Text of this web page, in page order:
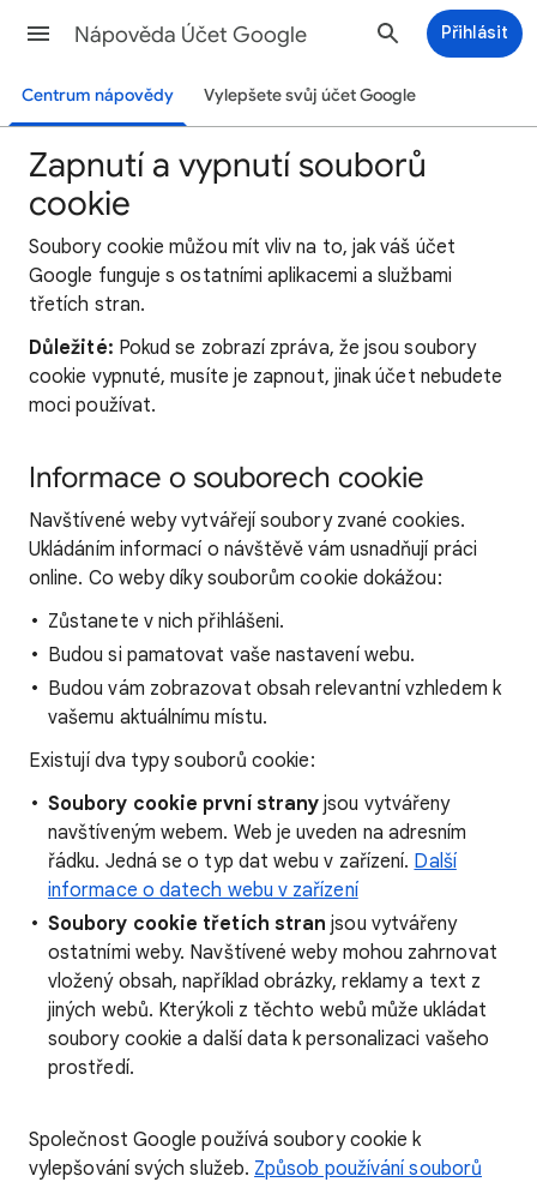
Nápověda Účet Google Přihlásit
Centrum nápovědy Vylepšete svůj účet Google
Zapnutí a vypnutí souborů
cookie
Soubory cookie můžou mít vliv na to, jak váš účet
Google funguje s ostatními aplikacemi a službami
třetích stran.
Důležité: Pokud se zobrazí zpráva, že jsou soubory
cookie vypnuté, musíte je zapnout, jinak účet nebudete
moci používat.
Informace o souborech cookie
Navštívené weby vytvářejí soubory zvané cookies.
Ukládáním informací o návštěvě vám usnadňují práci
online. Co weby díky souborům cookie dokážou:
Zůstanete v nich přihlášeni.
Budou si pamatovat vaše nastavení webu.
Budou vám zobrazovat obsah relevantní vzhledem k
vašemu aktuálnímu místu.
Existují dva typy souborů cookie:
Soubory cookie první strany jsou vytvářeny
navštíveným webem. Web je uveden na adresním
řádku. Jedná se o typ dat webu v zařízení. Další
informace o datech webu v zařízení
Soubory cookie třetích stran jsou vytvářeny
ostatními weby. Navštívené weby mohou zahrnovat
vložený obsah, například obrázky, reklamy a text z
jiných webů. Kterýkoli z těchto webů může ukládat
soubory cookie a další data k personalizaci vašeho
prostředí.
Společnost Google používá soubory cookie k
vylepšování svých služeb. Způsob používání souborů